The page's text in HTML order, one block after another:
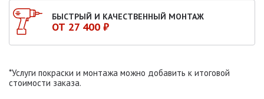
БЫСТРЫЙ И КАЧЕСТВЕННЫЙ МОНТАЖ
ОТ 27 400 ₽
*Услуги покраски и монтажа можно добавить к итоговой
стоимости заказа.